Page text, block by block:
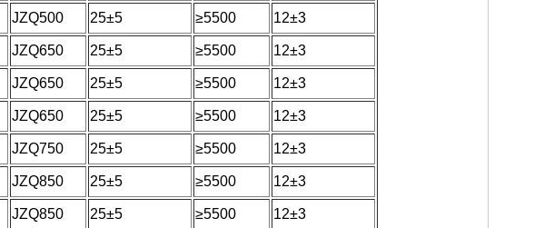
JZQ500 25±5 ≥5500 12±3
JZQ650 25±5 ≥5500 12±3
JZQ650 25±5 ≥5500 12±3
JZQ650 25±5 ≥5500 12±3
JZQ750 25±5 ≥5500 12±3
JZQ850 25±5 ≥5500 12±3
JZQ850 25±5 ≥5500 12±3